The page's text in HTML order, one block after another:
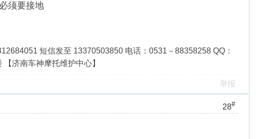
须要接地
短信发至 13370503850 电话：0531－88358258 QQ：
济南车神摩托维护中心】
举报
28#